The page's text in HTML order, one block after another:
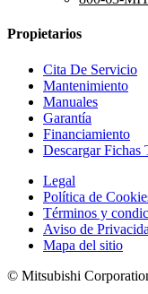
Propietarios
Cita De Servicio
Mantenimiento
Manuales
Garantía
Financiamiento
Descargar Fichas
Legal
Política de
Términos y
Aviso de
Mapa del sitio
© Mitsubishi